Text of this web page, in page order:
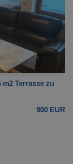
Terrasse zu
900 EUR